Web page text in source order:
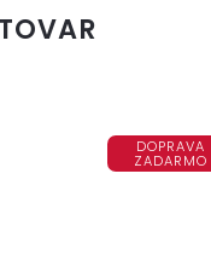
DOPRAVA
ZADARMO